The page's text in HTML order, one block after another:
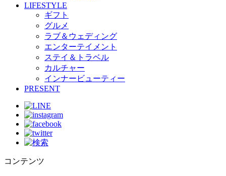
LIFESTYLE
ギフト
グルメ
ラブ＆ウェディング
エンターテイメント
ステイ＆トラベル
カルチャー
インナービューティー
PRESENT
コンテンツ